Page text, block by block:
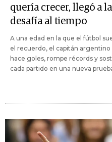
quería crecer, llegó a
desafía al tiempo
A una edad en la que el fútbol
el recuerdo, el capitán
hace goles, rompe récords y
cada partido en una nueva